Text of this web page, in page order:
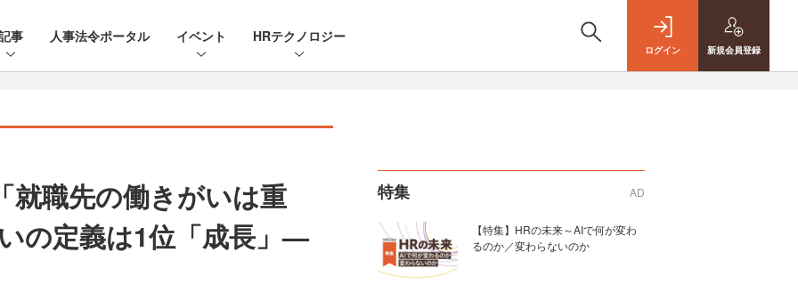
事 人事法令ポータル イベント HRテクノロジー
ログイン 新規会員登録
就職先の働きがいは重
の定義は1位「成長」—
特集 AD
【特集】HRの未来～AIで何が変わ
るのか／変わらないのか